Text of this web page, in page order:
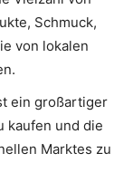
Schmuck,
von lokalen
ein großartiger
kaufen und die
Marktes zu